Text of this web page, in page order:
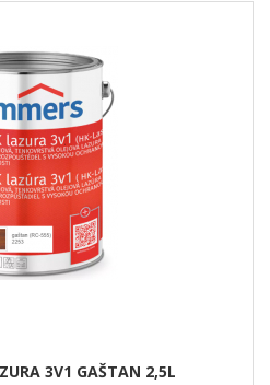
3V1 GAŠTAN 2,5L